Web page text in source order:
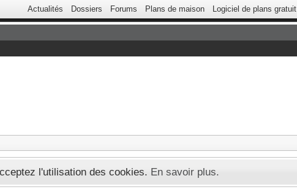
l'utilisation des cookies. En savoir plus.
Actualités Dossiers Forums Plans de maison Logiciel de plans gratuit